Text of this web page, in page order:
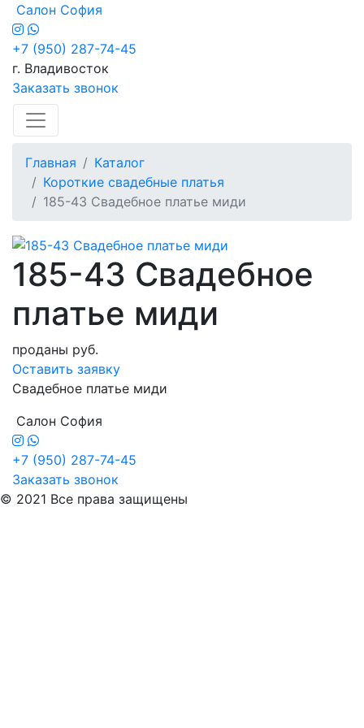
Салон София
+7 (950) 287-74-45
г. Владивосток
Заказать звонок
Главная
Каталог
Короткие свадебные платья
185-43 Свадебное платье миди
185-43 Свадебное
платье миди
проданы руб.
Оставить заявку
Свадебное платье миди
Салон София
+7 (950) 287-74-45
Заказать звонок
© 2021 Все права защищены